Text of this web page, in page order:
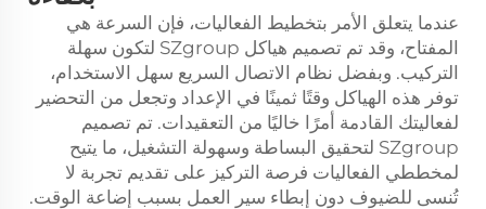
عندما يتعلق الأمر بتخطيط الفعاليات، فإن السرعة هي
المفتاح، وقد تم تصميم هياكل SZgroup لتكون سهلة
التركيب. وبفضل نظام الاتصال السريع سهل الاستخدام،
توفر هذه الهياكل وقتًا ثمينًا في الإعداد وتجعل من التحضير
لفعاليتك القادمة أمرًا خاليًا من التعقيدات. تم تصميم
SZgroup لتحقيق البساطة وسهولة التشغيل، ما يتيح
لمخططي الفعاليات فرصة التركيز على تقديم تجربة لا
تُنسى للضيوف دون إبطاء سير العمل بسبب إضاعة الوقت.